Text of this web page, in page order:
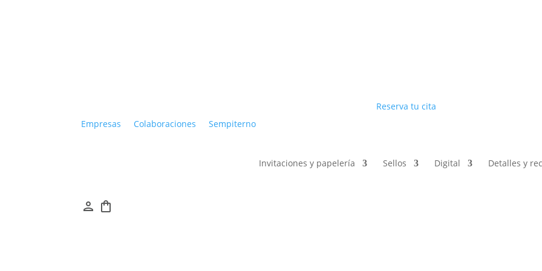
Empresas Colaboraciones Sempiterno
Reserva tu cita
Invitaciones y papelería Sellos Digital Detalles y
person shopping_bag